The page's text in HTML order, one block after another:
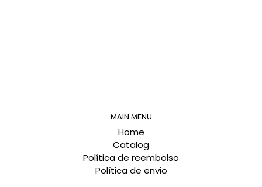
MAIN MENU
Home
Catalog
Política de reembolso
Política de envio